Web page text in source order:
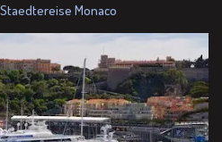
Monaco